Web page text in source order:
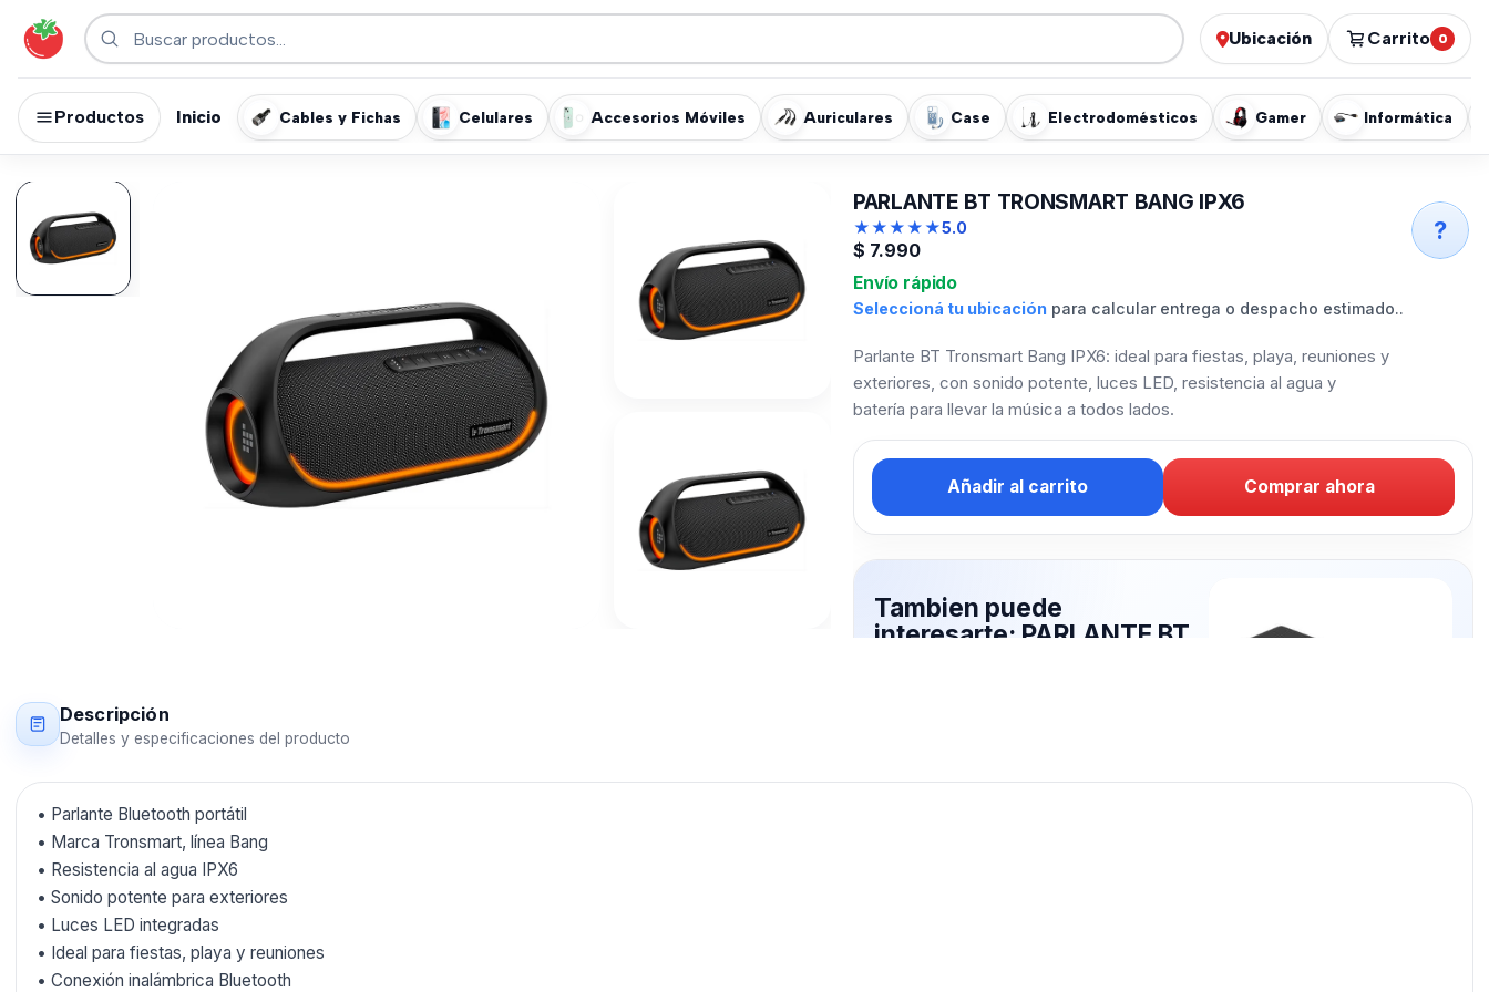
Ubicación Carrito 0
Productos Inicio Cables y Fichas Celulares Accesorios Móviles Auriculares Case Electrodomésticos Gamer Informática
PARLANTE BT TRONSMART BANG IPX6
★★★★★5.0
$ 7.990
Envío rápido
Seleccioná tu ubicación para calcular entrega o despacho estimado..
Parlante BT Tronsmart Bang IPX6: ideal para fiestas, playa, reuniones y
exteriores, con sonido potente, luces LED, resistencia al agua y
batería para llevar la música a todos lados.
Añadir al carrito Comprar ahora
Tambien puede
interesarte: PARLANTE BT
Descripción
Detalles y especificaciones del producto
• Parlante Bluetooth portátil
• Marca Tronsmart, línea Bang
• Resistencia al agua IPX6
• Sonido potente para exteriores
• Luces LED integradas
• Ideal para fiestas, playa y reuniones
• Conexión inalámbrica Bluetooth
?